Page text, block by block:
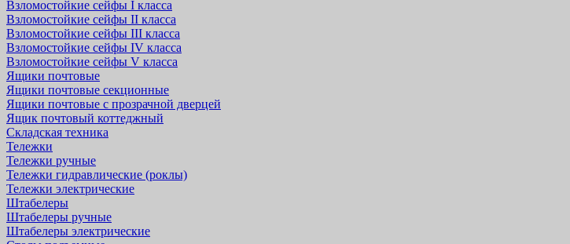
Взломостойкие сейфы I класса
Взломостойкие сейфы II класса
Взломостойкие сейфы III класса
Взломостойкие сейфы IV класса
Взломостойкие сейфы V класса
Ящики почтовые
Ящики почтовые секционные
Ящики почтовые с прозрачной дверцей
Ящик почтовый коттеджный
Складская техника
Тележки
Тележки ручные
Тележки гидравлические (роклы)
Тележки электрические
Штабелеры
Штабелеры ручные
Штабелеры электрические